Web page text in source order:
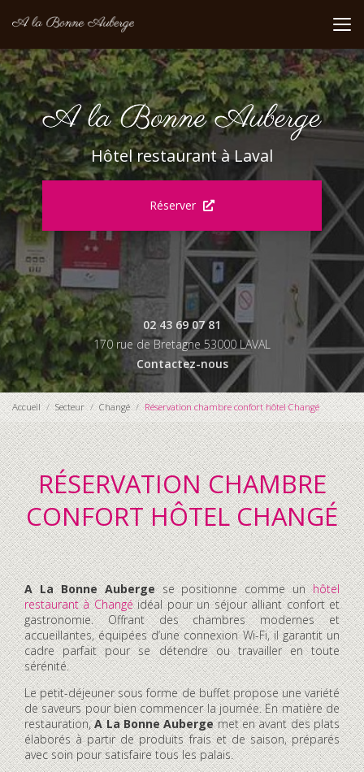
au
principal
Hôtel restaurant à Laval
Réserver
02 43 69 07 81
170 rue de Bretagne 53000 LAVAL
Contactez-nous
Accueil Secteur Changé Réservation chambre confort hôtel Changé
RÉSERVATION CHAMBRE
CONFORT HÔTEL CHANGÉ
A La Bonne Aubergese positionne comme unhôtel
restaurant à Changéidéal pour un séjour alliant confort et
gastronomie. Offrant des chambres modernes et
accueillantes, équipées d’une connexion Wi-Fi, il garantit un
cadre parfait pour se détendre ou travailler en toute
sérénité.
Le petit-déjeuner sous forme de buffet propose une variété
de saveurs pour bien commencer la journée. En matière de
restauration,A La Bonne Aubergemet en avant des plats
élaborés à partir de produits frais et de saison, préparés
avec soin pour satisfaire tous les palais.